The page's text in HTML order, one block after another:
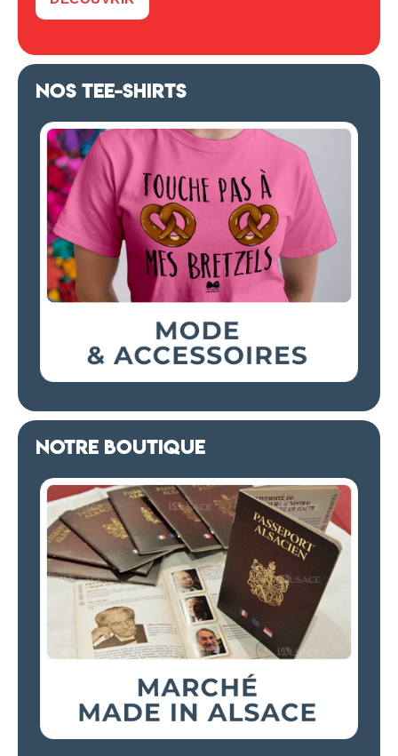
NOS TEE-SHIRTS
NOTRE BOUTIQUE